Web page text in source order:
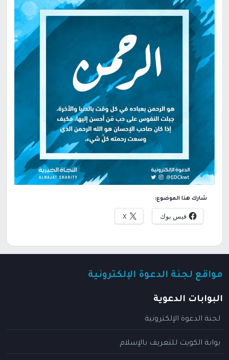
شارك هذا الموضوع:
فيس بوك X
مواقع لجنة الدعوة الإلكترونية
البوابات الدعوية
لجنة الدعوة الإلكترونية
بوابة الكويت للتعريف بالإسلام